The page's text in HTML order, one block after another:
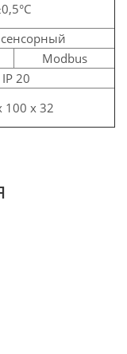
сенсорный
Modbus
IP 20
100 x 32